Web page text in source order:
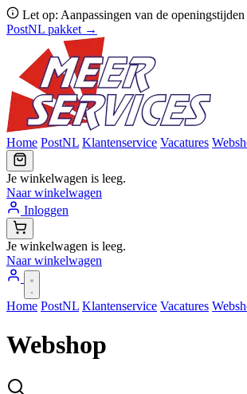
Let op: Aanpassingen van de
PostNL pakket →
Home PostNL Klantenservice Vacatures
Je winkelwagen is leeg.
Naar winkelwagen
Inloggen
Je winkelwagen is leeg.
Naar winkelwagen
Home PostNL Klantenservice Vacatures
Webshop